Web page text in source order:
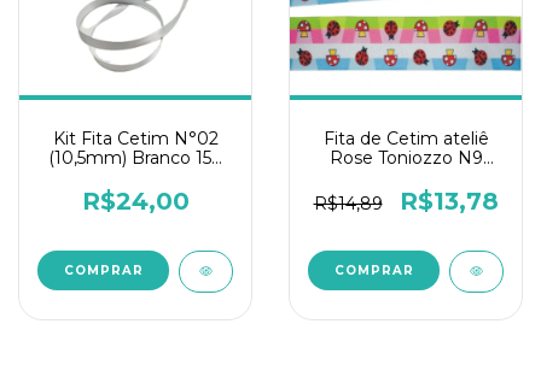
Kit Fita Cetim N°02
(10,5mm) Branco 150
R$24,00
Fita de Cetim ateliê
Rose Toniozzo N9
encantado 2
R$14,89 R$13,78